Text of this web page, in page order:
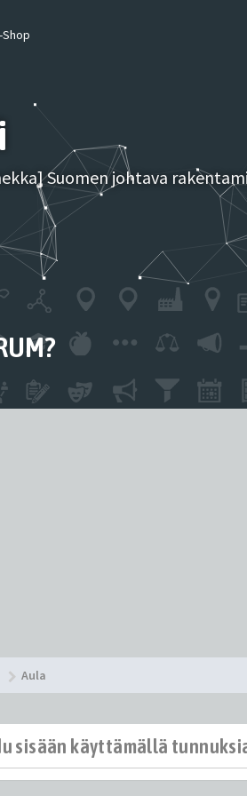
Shop
Suomen johtava
Aula
sisään käyttämällä